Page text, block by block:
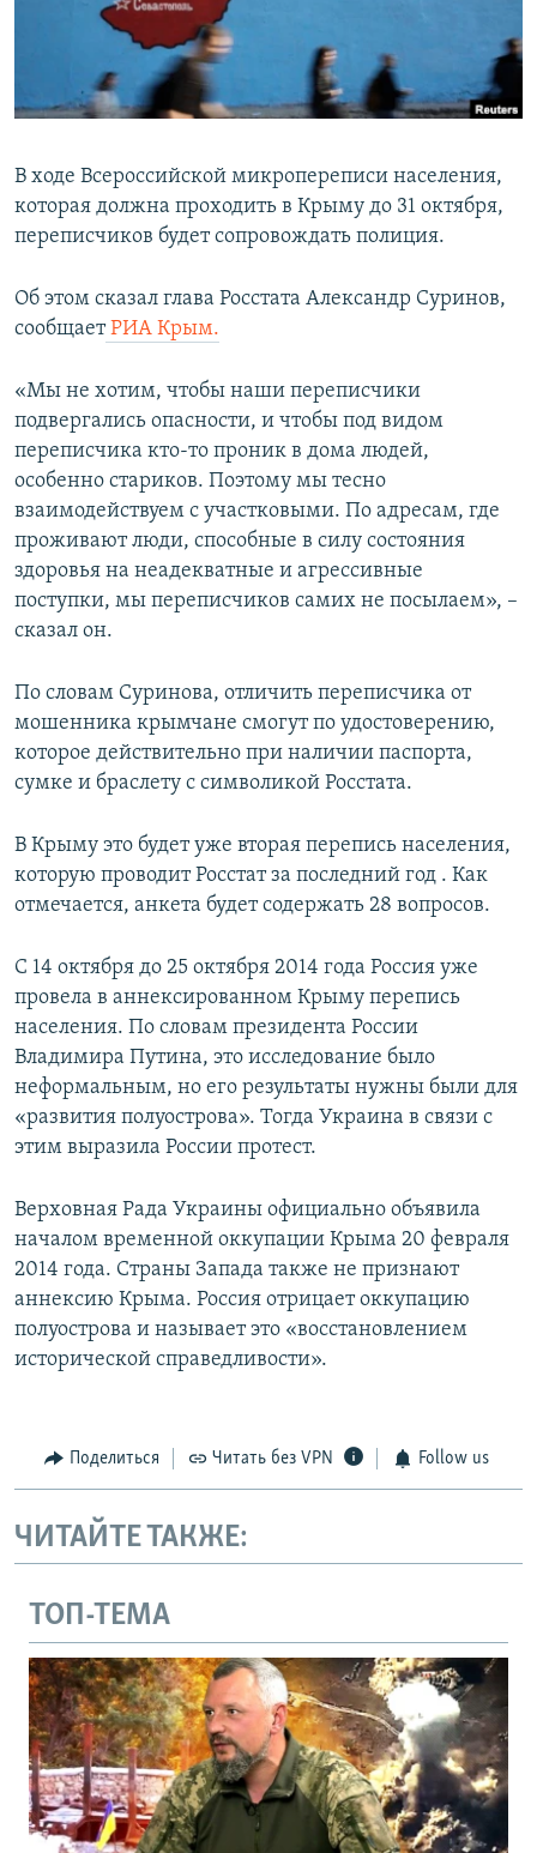
ПОБЕДИТЕЛЕЙ НЕ СУДЯТ?
КРЫМ.НЕПОКОРЕННЫЙ
ELIFBE
ПРИСОЕДИНЯЙТЕСЬ!
Все сайты RFE/RL
В ходе Всероссийской микропереписи населения,
которая должна проходить в Крыму до 31 октября,
переписчиков будет сопровождать полиция.
Об этом сказал глава Росстата Александр Суринов,
сообщаетРИА Крым.
«Мы не хотим, чтобы наши переписчики
подвергались опасности, и чтобы под видом
переписчика кто-то проник в дома людей,
особенно стариков. Поэтому мы тесно
взаимодействуем с участковыми. По адресам, где
проживают люди, способные в силу состояния
здоровья на неадекватные и агрессивные
поступки, мы переписчиков самих не посылаем», –
сказал он.
По словам Суринова, отличить переписчика от
мошенника крымчане смогут по удостоверению,
которое действительно при наличии паспорта,
сумке и браслету с символикой Росстата.
В Крыму это будет уже вторая перепись населения,
которую проводит Росстат за последний год . Как
отмечается, анкета будет содержать 28 вопросов.
С 14 октября до 25 октября 2014 года Россия уже
провела в аннексированном Крыму перепись
населения. По словам президента России
Владимира Путина, это исследование было
неформальным, но его результаты нужны были для
«развития полуострова». Тогда Украина в связи с
этим выразила России протест.
Верховная Рада Украины официально объявила
началом временной оккупации Крыма 20 февраля
2014 года. Страны Запада также не признают
аннексию Крыма. Россия отрицает оккупацию
полуострова и называет это «восстановлением
исторической справедливости».
Поделиться Читать без VPN Follow us
ЧИТАЙТЕ ТАКЖЕ:
ТОП-ТЕМА